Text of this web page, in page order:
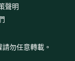
聲明
勿任意轉載。